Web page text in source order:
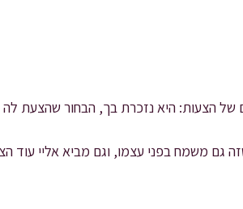
של הצעות: היא נזכרת בך, הבחור שהצעת
גם משמח בפני עצמו, וגם מביא אליי עוד